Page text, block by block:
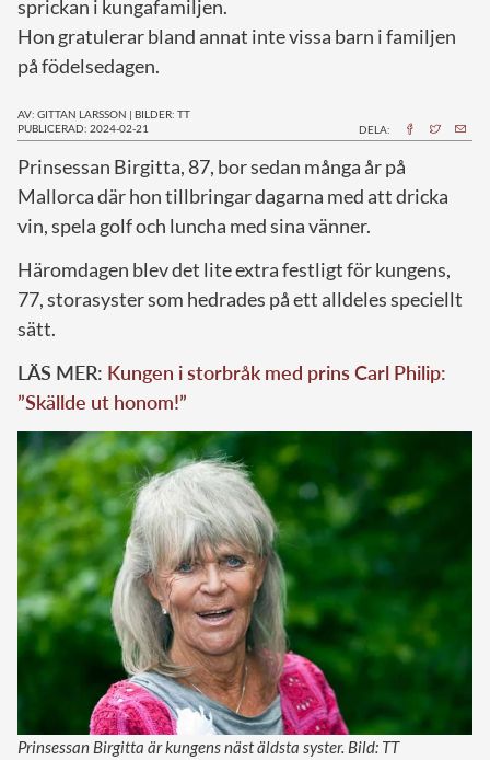
sprickan i kungafamiljen.
Hon gratulerar bland annat inte vissa barn i familjen
på födelsedagen.
AV: GITTAN LARSSON | BILDER: TT
PUBLICERAD: 2024-02-21
DELA:
Prinsessan Birgitta, 87, bor sedan många år på
Mallorca där hon tillbringar dagarna med att dricka
vin, spela golf och luncha med sina vänner.
Häromdagen blev det lite extra festligt för kungens,
77, storasyster som hedrades på ett alldeles speciellt
sätt.
LÄS MER: Kungen i storbråk med prins Carl Philip:
”Skällde ut honom!”
Prinsessan Birgitta är kungens näst äldsta syster. Bild: TT